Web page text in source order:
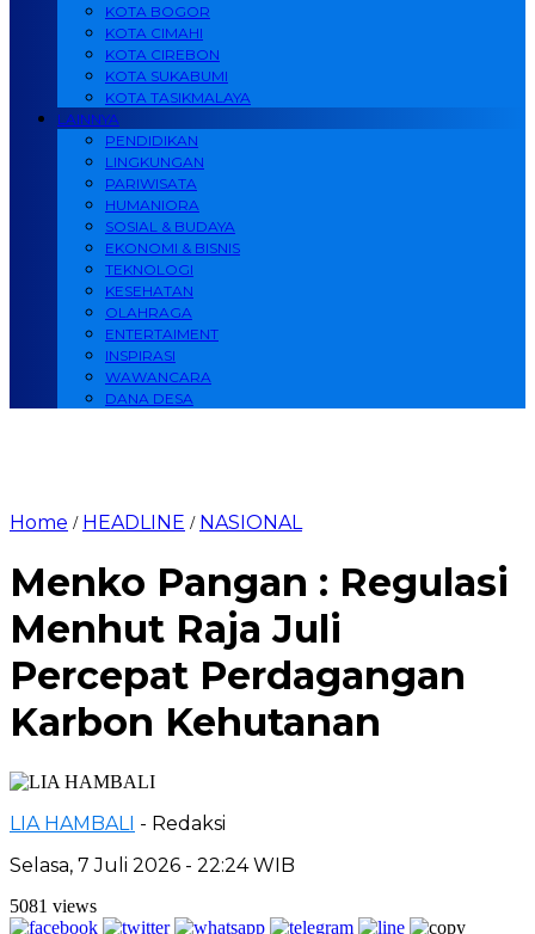
KOTA BOGOR
KOTA CIMAHI
KOTA CIREBON
KOTA SUKABUMI
KOTA TASIKMALAYA
LAINNYA
PENDIDIKAN
LINGKUNGAN
PARIWISATA
HUMANIORA
SOSIAL & BUDAYA
EKONOMI & BISNIS
TEKNOLOGI
KESEHATAN
OLAHRAGA
ENTERTAIMENT
INSPIRASI
WAWANCARA
DANA DESA
Home / HEADLINE / NASIONAL
Menko Pangan : Regulasi
Menhut Raja Juli
Percepat Perdagangan
Karbon Kehutanan
LIA HAMBALI - Redaksi
Selasa, 7 Juli 2026 - 22:24 WIB
5081 views